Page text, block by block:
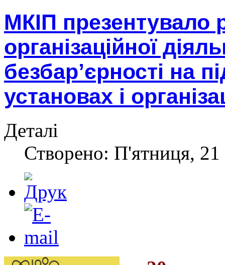
МКІП презентувало
організаційної
безбар’єрності на
установах і
Деталі
Створено: П'ятниця,